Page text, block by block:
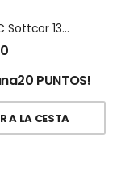
Hierro Vitamina C Sottcor 130 Gomitas
PUNTOS!
A LA CESTA